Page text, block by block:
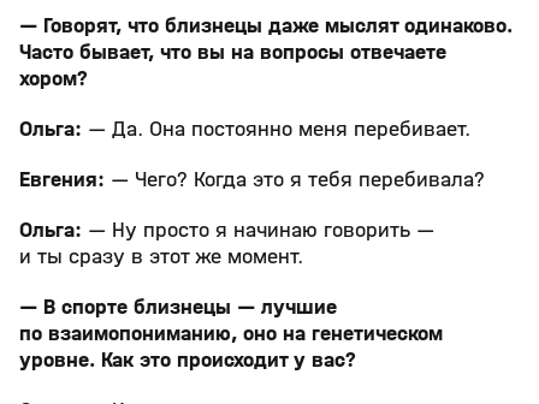
— Говорят, что близнецы даже мыслят одинаково.
Часто бывает, что вы на вопросы отвечаете
хором?
Ольга: — Да. Она постоянно меня перебивает.
Евгения: — Чего? Когда это я тебя перебивала?
Ольга: — Ну просто я начинаю говорить —
и ты сразу в этот же момент.
— В спорте близнецы — лучшие
по взаимопониманию, оно на генетическом
уровне. Как это происходит у вас?